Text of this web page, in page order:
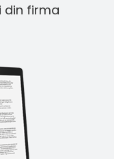
din firma